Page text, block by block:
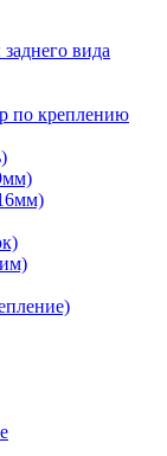
вида
по креплению